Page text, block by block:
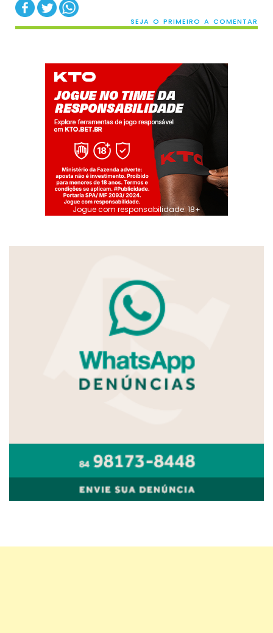
SEJA O PRIMEIRO A COMENTAR
Jogue com responsabilidade. 18+